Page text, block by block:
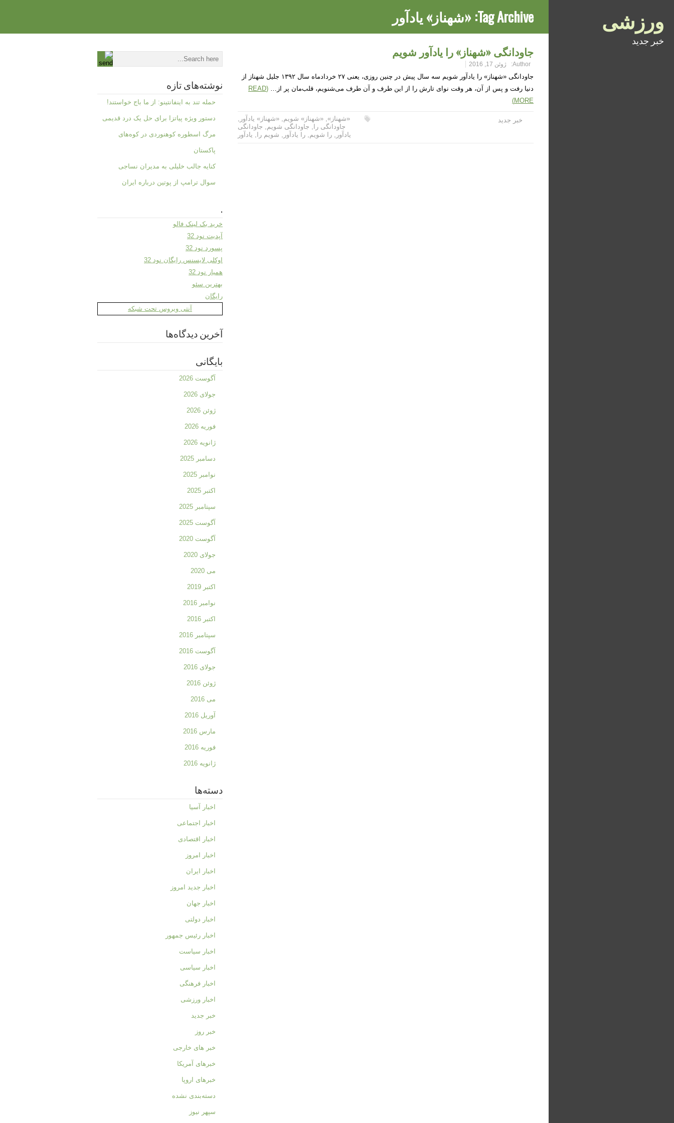
ورزشی
خبر جدید
Tag Archive: «شهناز» یادآور
جاودانگی «شهناز» را یادآور شویم
Author: ژوئن 17, 2016
جاودانگی «شهناز» را یادآور شویم سه سال پیش در چنین روزی، یعنی ۲۷ خردادماه سال ۱۳۹۲ جلیل شهناز از
دنیا رفت و پس از آن، هر وقت نوای تارش را از این طرف و آن طرف می‌شنویم، قلب‌مان پر از… (READ
MORE)
خبر جدید «شهناز», «شهناز» شویم, «شهناز» یادآور ,
جاودانگی را , جاودانگی شویم, جاودانگی
یادآور , را شویم, را یادآور , شویم را , یادآور
نوشته‌های تازه
حمله تند به اینفانتینو: از ما باج خواستند!
دستور ویژه پیاتزا برای حل یک درد قدیمی
مرگ اسطوره کوهنوردی در کوه‌های
پاکستان
کنایه جالب خلیلی به مدیران نساجی
سوال ترامپ از پوتین درباره ایران
.
خرید بک لینک فالو
آپدیت نود 32
پسورد نود 32
اوکلی لایسنس رایگان نود 32
همیار نود 32
بهترین سئو
رایگان
آنتی ویروس تحت شبکه
آخرین دیدگاه‌ها
بایگانی
آگوست 2026
جولای 2026
ژوئن 2026
فوریه 2026
ژانویه 2026
دسامبر 2025
نوامبر 2025
اکتبر 2025
سپتامبر 2025
آگوست 2025
آگوست 2020
جولای 2020
می 2020
اکتبر 2019
نوامبر 2016
اکتبر 2016
سپتامبر 2016
آگوست 2016
جولای 2016
ژوئن 2016
می 2016
آوریل 2016
مارس 2016
فوریه 2016
ژانویه 2016
دسته‌ها
اخبار آسیا
اخبار اجتماعی
اخبار اقتصادی
اخبار امروز
اخبار ایران
اخبار جدید امروز
اخبار جهان
اخبار دولتی
اخبار رئیس جمهور
اخبار سیاست
اخبار سیاسی
اخبار فرهنگی
اخبار ورزشی
خبر جدید
خبر روز
خبر های خارجی
خبرهای آمریکا
خبرهای اروپا
دسته‌بندی نشده
سپهر نیوز